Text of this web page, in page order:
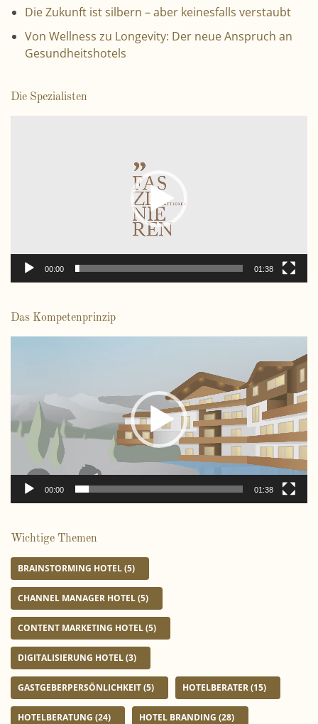
Die Zukunft ist silbern – aber keinesfalls verstaubt
Von Wellness zu Longevity: Der neue Anspruch an
Gesundheitshotels
Die Spezialisten
r
00:00 01:38
Das Kompetenprinzip
-
r
00:00 01:38
Wichtige Themen
BRAINSTORMING HOTEL(5)
CHANNEL MANAGER HOTEL(5)
CONTENT MARKETING HOTEL(5)
DIGITALISIERUNG HOTEL(3)
GASTGEBERPERSÖNLICHKEIT(5) HOTELBERATER(15)
HOTELBERATUNG (24) HOTEL BRANDING (28)